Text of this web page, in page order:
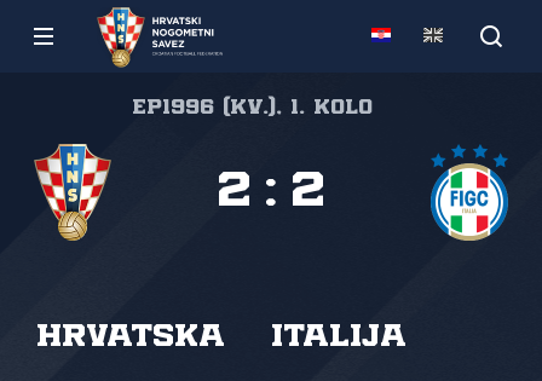
EP1996 (kv.), 1. kolo
Hrvatska Italija
2 : 2